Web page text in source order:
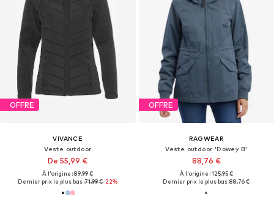
OFFRE
VIVANCE
Veste outdoor
De 55,99 €
À l'origine : 89,99 €
Dernier prix le plus bas :71,99 €-22%
OFFRE
RAGWEAR
Veste outdoor 'Dowey B'
88,76 €
À l'origine : 125,95 €
Dernier prix le plus bas :88,76 €